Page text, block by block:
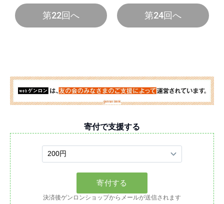
第22回へ 第24回へ
寄付で支援する
決済後ゲンロンショップからメールが送信されます